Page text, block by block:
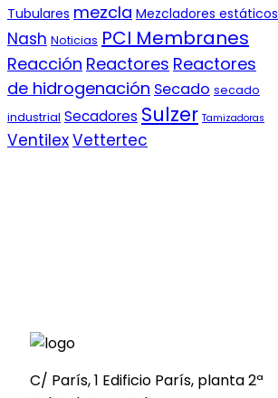
Tubulares mezcla Mezcladores estáticos
Nash Noticias PCI Membranes
Reacción Reactores Reactores
de hidrogenación Secado secado
industrial Secadores Sulzer Tamizadoras
VentilexVettertec
C/ París, 1 Edificio París, planta 2ª